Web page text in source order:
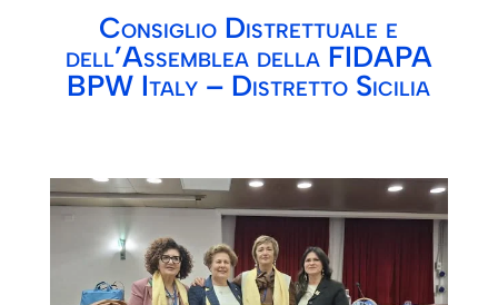
Consiglio Distrettuale e
dell’Assemblea della FIDAPA
BPW Italy – Distretto Sicilia